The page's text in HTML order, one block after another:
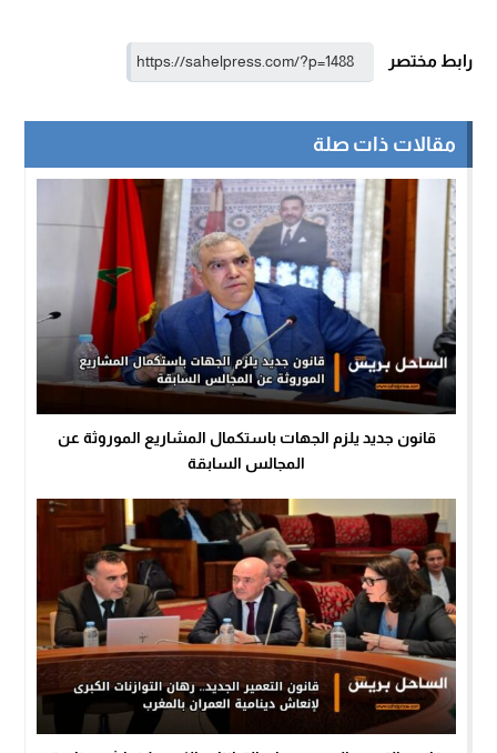
رابط مختصر
مقالات ذات صلة
قانون جديد يلزم الجهات باستكمال المشاريع الموروثة عن
المجالس السابقة